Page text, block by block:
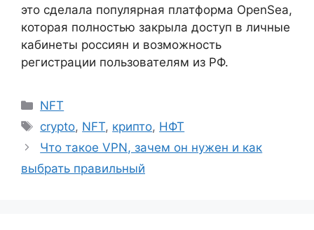
это сделала популярная платформа OpenSea,
которая полностью закрыла доступ в личные
кабинеты россиян и возможность
регистрации пользователям из РФ.
Рубрики
NFT
Метки
crypto, NFT, крипто, НФТ
Навигация
записи
Что такое VPN, зачем он нужен и как
выбрать правильный